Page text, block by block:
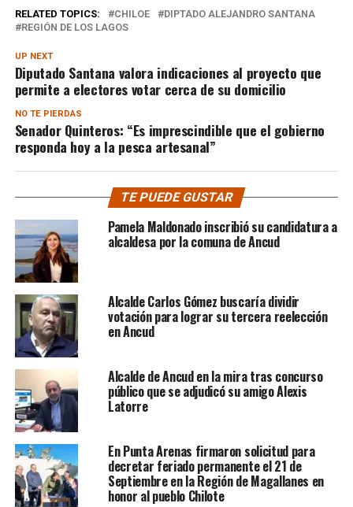
RELATED TOPICS: CHILOE
DIPTADO ALEJANDRO SANTANA
REGIÓN DE LOS LAGOS
UP NEXT
Diputado Santana valora indicaciones al proyecto que
permite a electores votar cerca de su domicilio
NO TE PIERDAS
Senador Quinteros: “Es imprescindible que el gobierno
responda hoy a la pesca artesanal”
TE PUEDE GUSTAR
Pamela Maldonado inscribió su candidatura a
alcaldesa por la comuna de Ancud
Alcalde Carlos Gómez buscaría dividir
votación para lograr su tercera reelección
en Ancud
Alcalde de Ancud en la mira tras concurso
público que se adjudicó su amigo Alexis
Latorre
En Punta Arenas firmaron solicitud para
decretar feriado permanente el 21 de
Septiembre en la Región de Magallanes en
honor al pueblo Chilote